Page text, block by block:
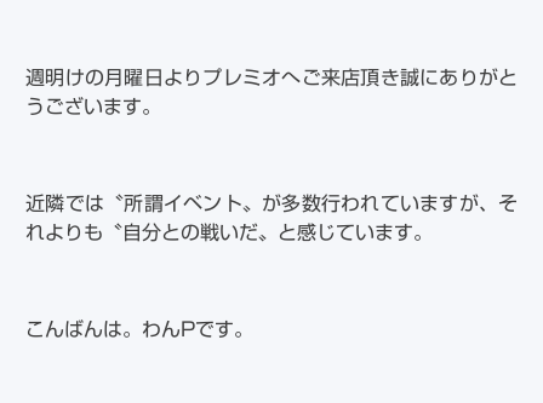
週明けの月曜日よりプレミオへご来店頂き誠にありがと
うございます。
近隣では〝所謂イベント〟が多数行われていますが、そ
れよりも〝自分との戦いだ〟と感じています。
こんばんは。わんPです。